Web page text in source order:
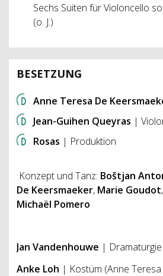
Sechs Suiten für Violoncello
(o. J.)
BESETZUNG
Anne Teresa De
Jean-Guihen Queyras |
Rosas | Produktion
Konzept und Tanz: Boštjan
De Keersmaeker, Marie Goudot,
Michaël Pomero
Jan Vandenhouwe | Dramaturgie
Anke Loh | Kostüm (Anne